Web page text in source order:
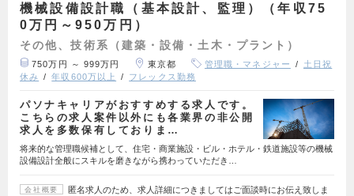
機械設備設計職（基本設計、監理）（年収75
0万円～950万円）
その他、技術系（建築・設備・土木・プラント）
750万円 ～ 999万円 東京都 管理職・マネジャー
土日祝
休み
年収600万以上 フレックス勤務
パソナキャリアがおすすめする求人です。
こちらの求人案件以外にも各業界の非公開
求人を多数保有しておりま…
将来的な管理職候補として、住宅・商業施設・ビル・ホテル・鉄道施設等の機械
設備設計全般にスキルを磨きながら携わっていただき…
会社概要
匿名求人のため、求人詳細につきましてはご面談時にお伝え致しま